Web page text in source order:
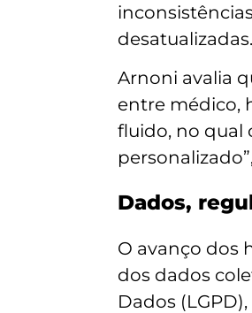
Arnoni avalia
entre médico,
fluido, no qual
Dados,
O avanço dos
dos dados
Dados